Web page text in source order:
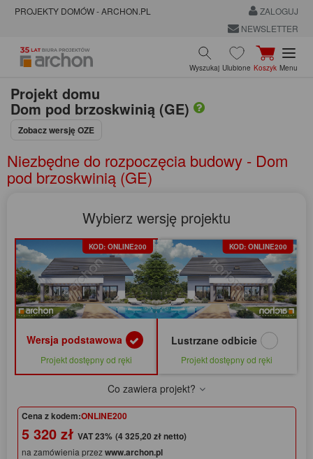
PROJEKTY DOMÓW - ARCHON.PL
ZALOGUJ
NEWSLETTER
Wyszukaj Ulubione Koszyk Menu
Projekt domu
Dom pod brzoskwinią (GE)
Zobacz wersję OZE
Niezbędne do rozpoczęcia budowy - Dom
pod brzoskwinią (GE)
Wybierz wersję projektu
KOD: ONLINE200
Wersja podstawowa
Projekt dostępny od ręki
KOD: ONLINE200
Lustrzane odbicie
Projekt dostępny od ręki
Co zawiera projekt?
Cena z kodem:ONLINE200
5 320 zł (4 325,20 zł netto)
na zamówienia przezwww.archon.pl